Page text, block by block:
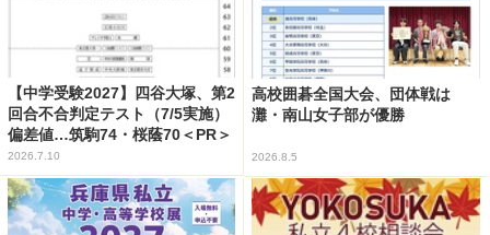
【中学受験2027】四谷大塚、第2
回合不合判定テスト（7/5実施）
偏差値…筑駒74・桜蔭70＜PR＞
2026.7.10
高校囲碁全国大会、団体戦は
灘・南山女子部が優勝
2026.8.5